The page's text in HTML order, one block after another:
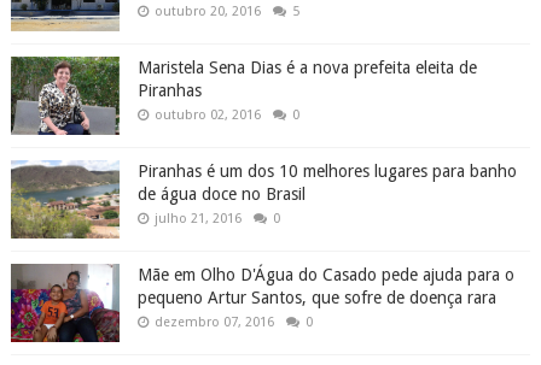
outubro 20, 2016 5
Maristela Sena Dias é a nova prefeita eleita de
Piranhas
outubro 02, 2016 0
Piranhas é um dos 10 melhores lugares para banho
de água doce no Brasil
julho 21, 2016 0
Mãe em Olho D'Água do Casado pede ajuda para o
pequeno Artur Santos, que sofre de doença rara
dezembro 07, 2016 0